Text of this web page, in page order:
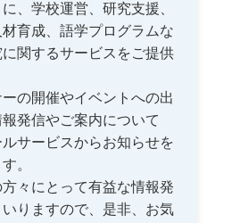
、学校運営、研究支援、
育成、語学プログラムな
関するサービスをご提供
の開催やイベントへの出
発信やご案内について
サービスからお知らせを
。
々にとって有益な情報発
りますので、是非、お気